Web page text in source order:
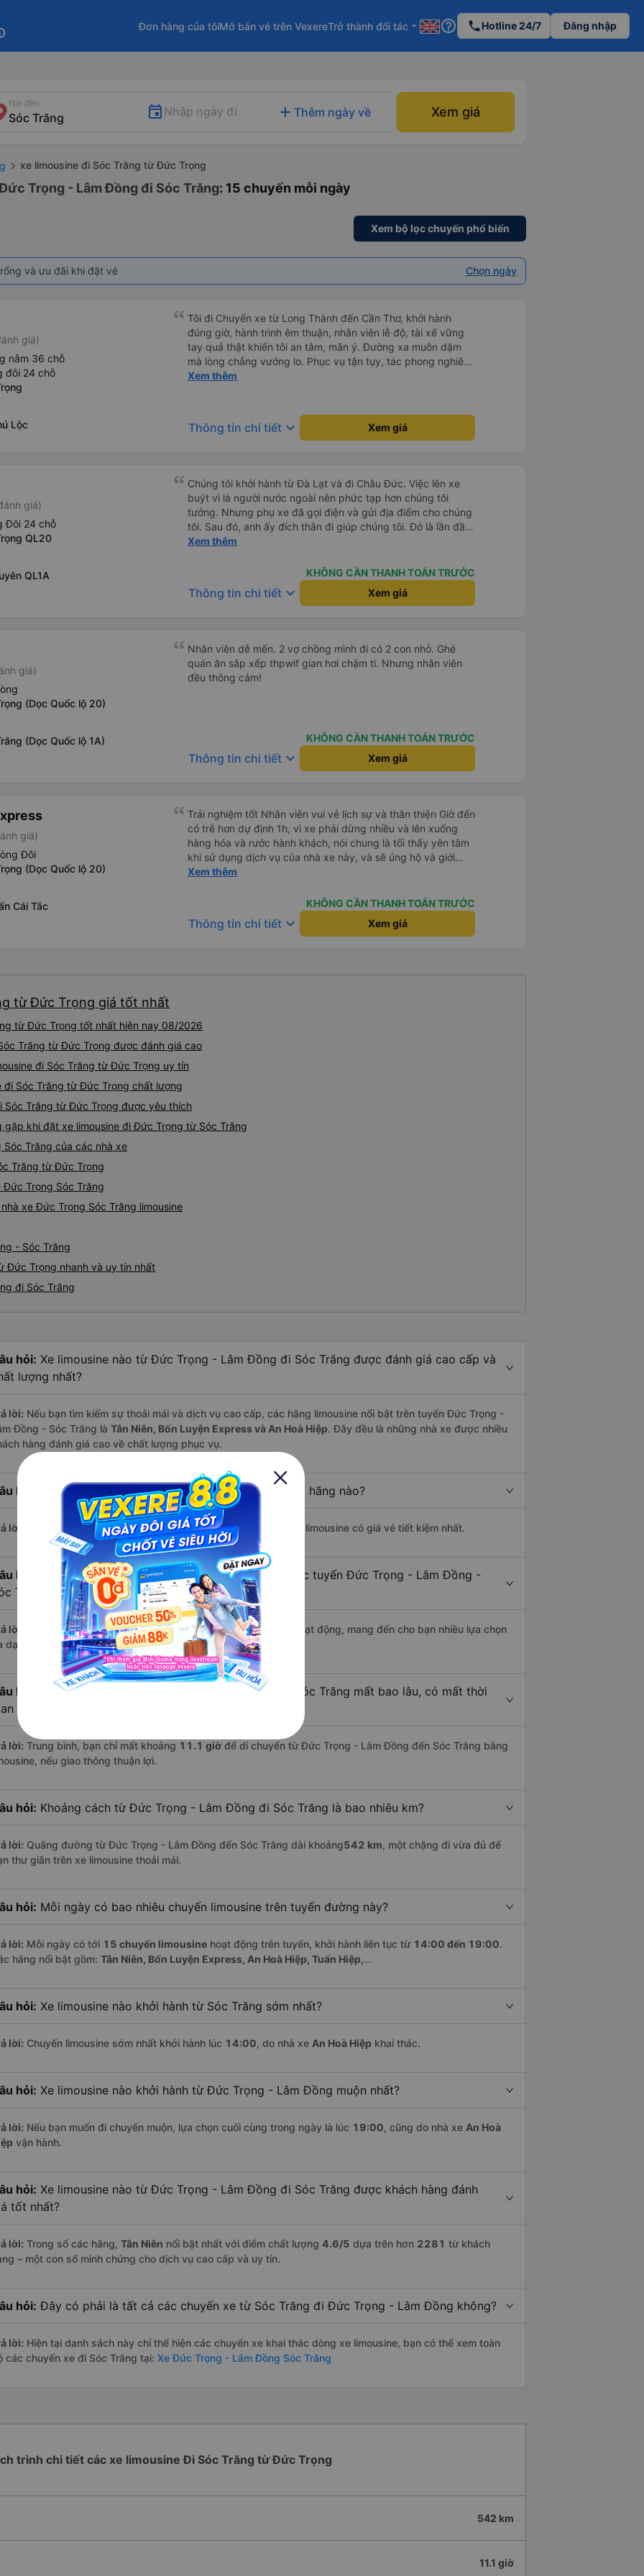
Đơn hàng của tôiMở bán vé trên VexereTrở thành đối tác arrow_drop_down help_outline phoneHotline 24/7 Đăng nhập
Nơi đến
Nhập ngày đi add Thêm ngày về Xem giá
xe limousine đi Sóc Trăng từ Đức Trọng
Trọng - Lâm Đồng đi Sóc Trăng: 15 chuyến mỗi ngày
Xem bộ lọc chuyến phổ biến
và ưu đãi khi đặt vé Chọn ngày
giá)
nằm 36 chỗ
đôi 24 chỗ
Lộc
Tôi đi Chuyến xe từ Long Thành đến Cần Thơ, khởi hành
đúng giờ, hành trình êm thuận, nhân viên lễ độ, tài xế vững
tay quả thật khiến tôi an tâm, mãn ý. Đường xa muôn dặm
mà lòng chẳng vướng lo. Phục vụ tận tụy, tác phong nghiêm
cẩn, hiếm thấy giữa thời buổi kim tiền vội vã. Xã hội loạn đạo.
Xem thêm
Thông tin chi tiết keyboard_arrow_down Xem giá
giá)
Đôi 24 chỗ
QL20
QL1A
Chúng tôi khởi hành từ Đà Lạt và đi Châu Đức. Việc lên xe
buýt vì là người nước ngoài nên phức tạp hơn chúng tôi
tưởng. Nhưng phụ xe đã gọi điện và gửi địa điểm cho chúng
tôi. Sau đó, anh ấy đích thân đi giúp chúng tôi. Đó là lần đầu
tiên đi xe giường nằm với hai đứa trẻ nhỏ khá thú vị. Chúng
uống. Tôi rất ngạc nhiên khi xe dừng lại lúc nửa đêm ở Cần
Thơ và mọi người xuống xe ăn. Khi đến điểm dừng, họ đánh
thức chúng tôi dậy và đảm bảo chúng tôi đã sẵn sàng. Nhìn
Xem thêm
KHÔNG CẦN THANH TOÁN TRƯỚC
Thông tin chi tiết keyboard_arrow_down Xem giá
giá)
(Dọc Quốc lộ 20)
(Dọc Quốc lộ 1A)
Nhân viên dễ mến. 2 vợ chồng mình đi có 2 con nhỏ. Ghé
quán ăn sắp xếp thpwif gian hơi chậm tí. Nhưng nhân viên
đều thông cảm!
KHÔNG CẦN THANH TOÁN TRƯỚC
Thông tin chi tiết keyboard_arrow_down Xem giá
giá)
Đôi
(Dọc Quốc lộ 20)
Cái Tắc
Trải nghiệm tốt Nhân viên vui vẻ lịch sự và thân thiện Giờ đến
có trễ hơn dự định 1h, vì xe phải dừng nhiều và lên xuống
hàng hóa và rước hành khách, nói chung là tối thấy yên tâm
khi sử dụng dịch vụ của nhà xe này, và sẽ ủng hộ và giới
thiệu cho người thân sử dụng dịch vụ của nhà xe này
Xem thêm
KHÔNG CẦN THANH TOÁN TRƯỚC
Thông tin chi tiết keyboard_arrow_down Xem giá
từ Đức Trọng giá tốt nhất
từ Đức Trọng tốt nhất hiện nay 08/2026
Trăng từ Đức Trọng được đánh giá cao
đi Sóc Trăng từ Đức Trọng uy tín
đi Sóc Trăng từ Đức Trọng chất lượng
Sóc Trăng từ Đức Trọng được yêu thích
khi đặt xe limousine đi Đức Trọng từ Sóc Trăng
Trăng của các nhà xe
Trăng từ Đức Trọng
Đức Trọng Sóc Trăng
xe Đức Trọng Sóc Trăng limousine
- Sóc Trăng
Đức Trọng nhanh và uy tín nhất
đi Sóc Trăng
hỏi: Xe limousine nào từ Đức Trọng - Lâm Đồng đi Sóc Trăng được đánh giá cao cấp và
lượng nhất?
lời: Nếu bạn tìm kiếm sự thoải mái và dịch vụ cao cấp, các hãng limousine nổi bật trên tuyến Đức Trọng -
Đồng - Sóc Trăng là Tân Niên, Bốn Luyện Express và An Hoà Hiệp. Đây đều là những nhà xe được nhiều
hàng đánh giá cao về chất lượng phục vụ.
hỏi: Hãng xe limousine đi Sóc Trăng có giá rẻ nhất là hãng nào?
lời: Với mức giá chỉ từ480.000đồng, Tuấn Hiệp hiện là hãng limousine có giá vé tiết kiệm nhất.
hỏi:
Hiện nay có bao nhiêu nhà xe limousine khai thác tuyến Đức Trọng - Lâm Đồng -
Trăng?
lời: Trên tuyến đường này hiện có4 nhà xelimousine
đang hoạt động, mang đến cho bạn nhiều lựa chọn
dạng về dịch vụ và mức giá.
hỏi:
Đi xe limousine từ Đức Trọng - Lâm Đồng đến Sóc Trăng mất bao lâu, có mất thời
hơn các loại phương tiện khác hay không?
lời: Trung bình, bạn chỉ mất khoảng 11.1 giờ để di chuyển từ Đức Trọng - Lâm Đồng đến Sóc Trăng bằng
nếu giao thông thuận lợi.
hỏi: Khoảng cách từ Đức Trọng - Lâm Đồng đi Sóc Trăng là bao nhiêu km?
lời: Quãng đường từ Đức Trọng - Lâm Đồng đến Sóc Trăng dài khoảng542 km, một chặng đi vừa đủ để
thư giãn trên xe limousine thoải mái.
hỏi: Mỗi ngày có bao nhiêu chuyến limousine trên tuyến đường này?
lời: Mỗi ngày có tới 15 chuyến limousine hoạt động trên tuyến, khởi hành liên tục từ 14:00 đến 19:00.
hãng nổi bật gồm: Tân Niên, Bốn Luyện Express, An Hoà Hiệp, Tuấn Hiệp,...
hỏi: Xe limousine nào khởi hành từ Sóc Trăng sớm nhất?
lời: Chuyến limousine sớm nhất khởi hành lúc 14:00, do nhà xe An Hoà Hiệp khai thác.
hỏi: Xe limousine nào khởi hành từ Đức Trọng - Lâm Đồng muộn nhất?
lời: Nếu bạn muốn đi chuyến muộn, lựa chọn cuối cùng trong ngày là lúc 19:00, cũng do nhà xe An Hoà
vận hành.
hỏi: Xe limousine nào từ Đức Trọng - Lâm Đồng đi Sóc Trăng được khách hàng đánh
tốt nhất?
lời: Trong số các hãng, Tân Niên nổi bật nhất với điểm chất lượng 4.6/5 dựa trên hơn 2281 từ khách
– một con số minh chứng cho dịch vụ cao cấp và uy tín.
hỏi: Đây có phải là tất cả các chuyến xe từ Sóc Trăng đi Đức Trọng - Lâm Đồng không?
lời: Hiện tại danh sách này chỉ thể hiện các chuyến xe khai thác dòng xe limousine, bạn có thể xem toàn
các chuyến xe đi Sóc Trăng tại: Xe Đức Trọng - Lâm Đồng Sóc Trăng
trình chi tiết các xe limousine Đi Sóc Trăng từ Đức Trọng
542 km
11.1 giờ